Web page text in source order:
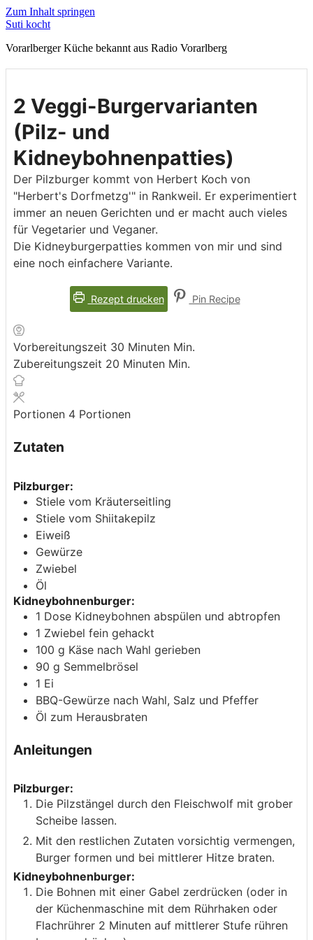
Zum Inhalt springen
Suti kocht
Vorarlberger Küche bekannt aus Radio Vorarlberg
2 Veggi-Burgervarianten
(Pilz- und
Kidneybohnenpatties)
Der Pilzburger kommt von Herbert Koch von
"Herbert's Dorfmetzg'" in Rankweil. Er experimentiert
immer an neuen Gerichten und er macht auch vieles
für Vegetarier und Veganer.
Die Kidneyburgerpatties kommen von mir und sind
eine noch einfachere Variante.
Rezept drucken Pin Recipe
Vorbereitungszeit 30 Minuten Min.
Zubereitungszeit 20 Minuten Min.
Portionen 4 Portionen
Zutaten
Pilzburger:
Stiele vom Kräuterseitling
Stiele vom Shiitakepilz
Eiweiß
Gewürze
Zwiebel
Öl
Kidneybohnenburger:
1 Dose Kidneybohnen abspülen und abtropfen
1 Zwiebel fein gehackt
100 g Käse nach Wahl gerieben
90 g Semmelbrösel
1 Ei
BBQ-Gewürze nach Wahl, Salz und Pfeffer
Öl zum Herausbraten
Anleitungen
Pilzburger:
Die Pilzstängel durch den Fleischwolf mit grober
Scheibe lassen.
Mit den restlichen Zutaten vorsichtig vermengen,
Burger formen und bei mittlerer Hitze braten.
Kidneybohnenburger:
Die Bohnen mit einer Gabel zerdrücken (oder in
der Küchenmaschine mit dem Rührhaken oder
Flachrührer 2 Minuten auf mittlerer Stufe rühren